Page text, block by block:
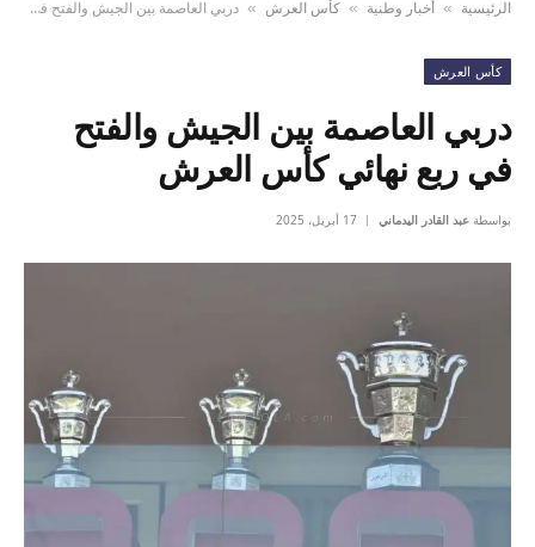
الرئيسية » أخبار وطنية » كأس العرش » دربي العاصمة بين الجيش والفتح في ربع نهائي كأس العرش
كأس العرش
دربي العاصمة بين الجيش والفتح
في ربع نهائي كأس العرش
بواسطة عبد القادر اليدماني 17 أبريل، 2025